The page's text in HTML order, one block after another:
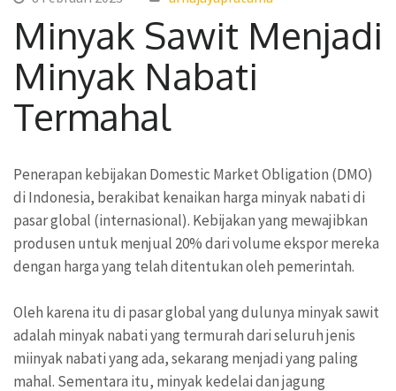
Minyak Sawit Menjadi
Minyak Nabati
Termahal
Penerapan kebijakan Domestic Market Obligation (DMO)
di Indonesia, berakibat kenaikan harga minyak nabati di
pasar global (internasional). Kebijakan yang mewajibkan
produsen untuk menjual 20% dari volume ekspor mereka
dengan harga yang telah ditentukan oleh pemerintah.
Oleh karena itu di pasar global yang dulunya minyak sawit
adalah minyak nabati yang termurah dari seluruh jenis
miinyak nabati yang ada, sekarang menjadi yang paling
mahal. Sementara itu, minyak kedelai dan jagung